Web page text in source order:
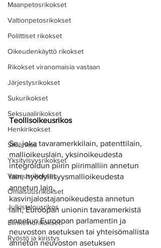
Maanpetosrikokset
Valtionpetosrikokset
Poliittiset rikokset
Oikeudenkäyttö rikokset
Rikokset viranomaisia vastaan
Järjestysrikokset
Sukurikokset
Seksuaalirikokset
Henkirikokset
Sikiörikos
Yksityisyysrikokset
Vapausrikokset
Omaisuusrikokset
Julkistalousrikos
Elinkeinorikokset
Ryöstö ja kiristys
Teollisoikeusrikos
Se, joka tavaramerkkilain, patenttilain,
mallioikeuslain, yksinoikeudesta
integroidun piirin piirimalliin annetun
lain, hyödyllisyysmallioikeudesta
annetun lain,
kasvinjalostajanoikeudesta annetun
lain, Euroopan unionin tavaramerkistä
annetun Euroopan parlamentin ja
neuvoston asetuksen tai yhteisömallista
annetun neuvoston asetuksen